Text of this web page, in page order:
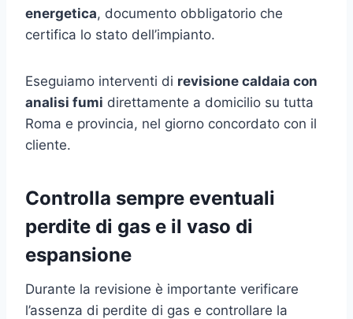
energetica, documento obbligatorio che
certifica lo stato dell’impianto.
Eseguiamo interventi di revisione caldaia con
analisi fumi direttamente a domicilio su tutta
Roma e provincia, nel giorno concordato con il
cliente.
Controlla sempre eventuali
perdite di gas e il vaso di
espansione
Durante la revisione è importante verificare
l’assenza di perdite di gas e controllare la